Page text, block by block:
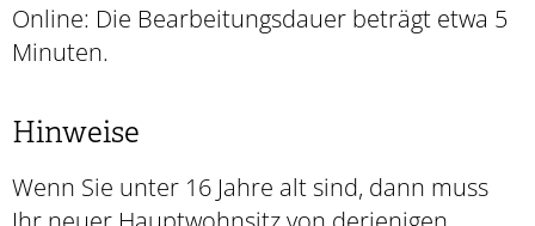
Online: Die Bearbeitungsdauer beträgt etwa 5
Minuten.
Hinweise
Wenn Sie unter 16 Jahre alt sind, dann muss